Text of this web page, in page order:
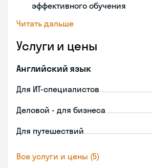
эффективного обучения
Читать дальше
Услуги и цены
Английский язык
Для ИТ-специалистов
Деловой - для бизнеса
Для путешествий
Все услуги и цены (5)